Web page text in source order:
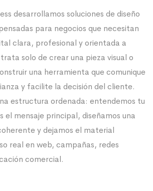
desarrollamos soluciones de diseño
para negocios que necesitan
clara, profesional y orientada a
solo de crear una pieza visual o
una herramienta que comunique
y facilite la decisión del cliente.
estructura ordenada: entendemos tu
el mensaje principal, diseñamos una
y dejamos el material
real en web, campañas, redes
comercial.